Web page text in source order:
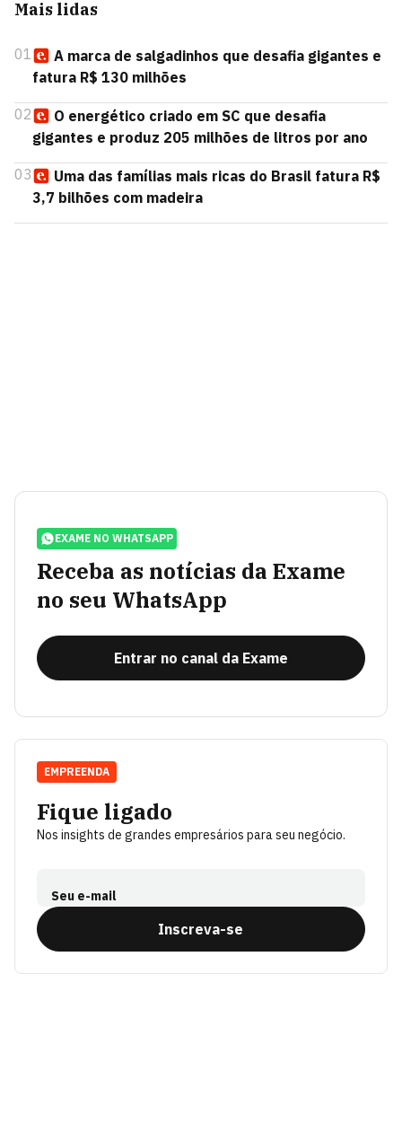
Mais lidas
01
A marca de salgadinhos que desafia gigantes e
fatura R$ 130 milhões
02
O energético criado em SC que desafia
gigantes e produz 205 milhões de litros por ano
03
Uma das famílias mais ricas do Brasil fatura R$
3,7 bilhões com madeira
EXAME NO WHATSAPP
Receba as notícias da Exame
no seu WhatsApp
Entrar no canal da Exame
Fique ligado
Nos insights de grandes empresários para seu negócio.
Seu e-mail
Inscreva-se
EMPREENDA